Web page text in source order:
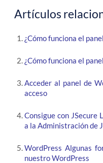
Artículos
¿Cómo funciona el
¿Cómo funciona el
Acceder al panel de
acceso
Consigue con JSecure
a la Administración de
WordPress Algunas
nuestro WordPress